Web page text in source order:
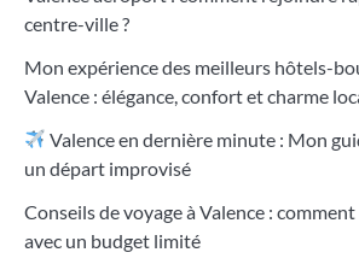
centre-ville ?
Mon expérience des meilleurs hôtels-
Valence : élégance, confort et charme
Valence en dernière minute : Mon
un départ improvisé
Conseils de voyage à Valence :
avec un budget limité